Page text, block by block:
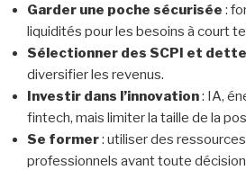
Garder une poche sécurisée :
liquidités pour les besoins à court
Sélectionner des SCPI et
diversifier les revenus.
Investir dans l’innovation: IA,
fintech, mais limiter la taille de la
Se former: utiliser des
professionnels avant toute